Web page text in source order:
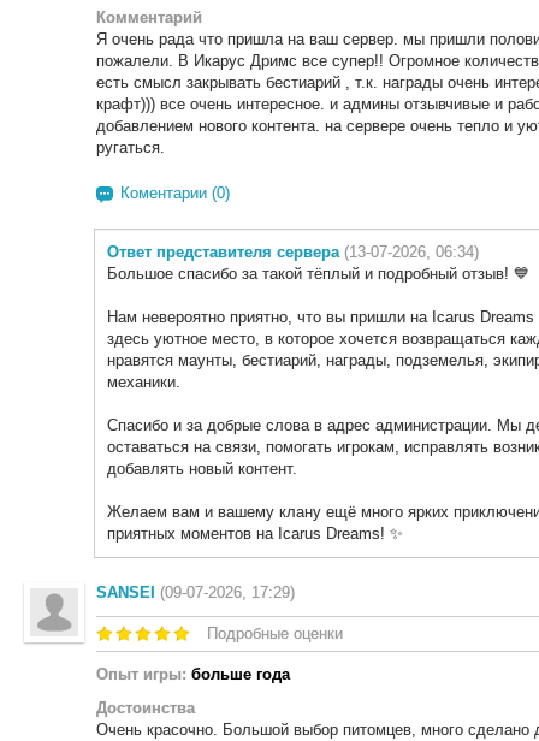
Комментарий
Я очень рада что пришла на ваш сервер. мы пришли
пожалели. В Икарус Дримс все супер!! Огромное
есть смысл закрывать бестиарий , т.к. награды очень
крафт))) все очень интересное. и админы отзывчивые и
добавлением нового контента. на сервере очень тепло и
ругаться.
Коментарии (0)
Ответ представителя сервера (13-07-2026, 06:34)
Большое спасибо за такой тёплый и подробный отзыв! 💙
Нам невероятно приятно, что вы пришли на Icarus
здесь уютное место, в которое хочется возвращаться
нравятся маунты, бестиарий, награды, подземелья,
механики.
Спасибо и за добрые слова в адрес администрации. Мы
оставаться на связи, помогать игрокам, исправлять
добавлять новый контент.
Желаем вам и вашему клану ещё много ярких
приятных моментов на Icarus Dreams! ✨
SANSEI (09-07-2026, 17:29)
Подробные оценки
Опыт игры: больше года
Достоинства
Очень красочно. Большой выбор питомцев, много сделано